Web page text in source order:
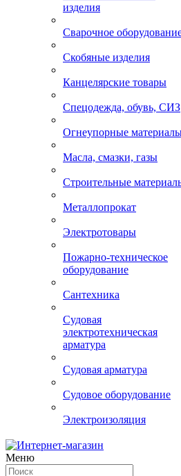
изделия
Сварочное
Скобяные изделия
Канцелярские товары
Спецодежда, обувь, СИЗ
Огнеупорные
Масла, смазки, газы
Строительные
Металлопрокат
Электротовары
Пожарно-техническое
оборудование
Сантехника
Судовая
электротехническая
арматура
Судовая арматура
Судовое оборудование
Электроизоляция
Меню